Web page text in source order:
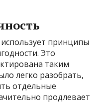
принципы
Это
таким
легко разобрать,
отдельные
продлевает